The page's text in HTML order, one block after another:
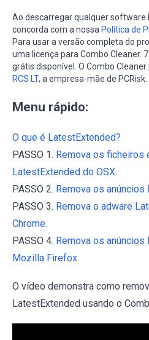
Ao descarregar qualquer software
concorda com a nossa Política de
Para usar a versão completa do
uma licença para Combo Cleaner.
grátis disponível. O Combo
RCS LT, a empresa-mãe de PCRisk.
Menu rápido:
O que é LatestExtended?
PASSO 1. Remova os ficheiros
LatestExtended do OSX.
PASSO 2. Remova os
PASSO 3. Remova o adware
Chrome.
PASSO 4. Remova os
Mozilla Firefox.
O vídeo demonstra como
LatestExtended usando o